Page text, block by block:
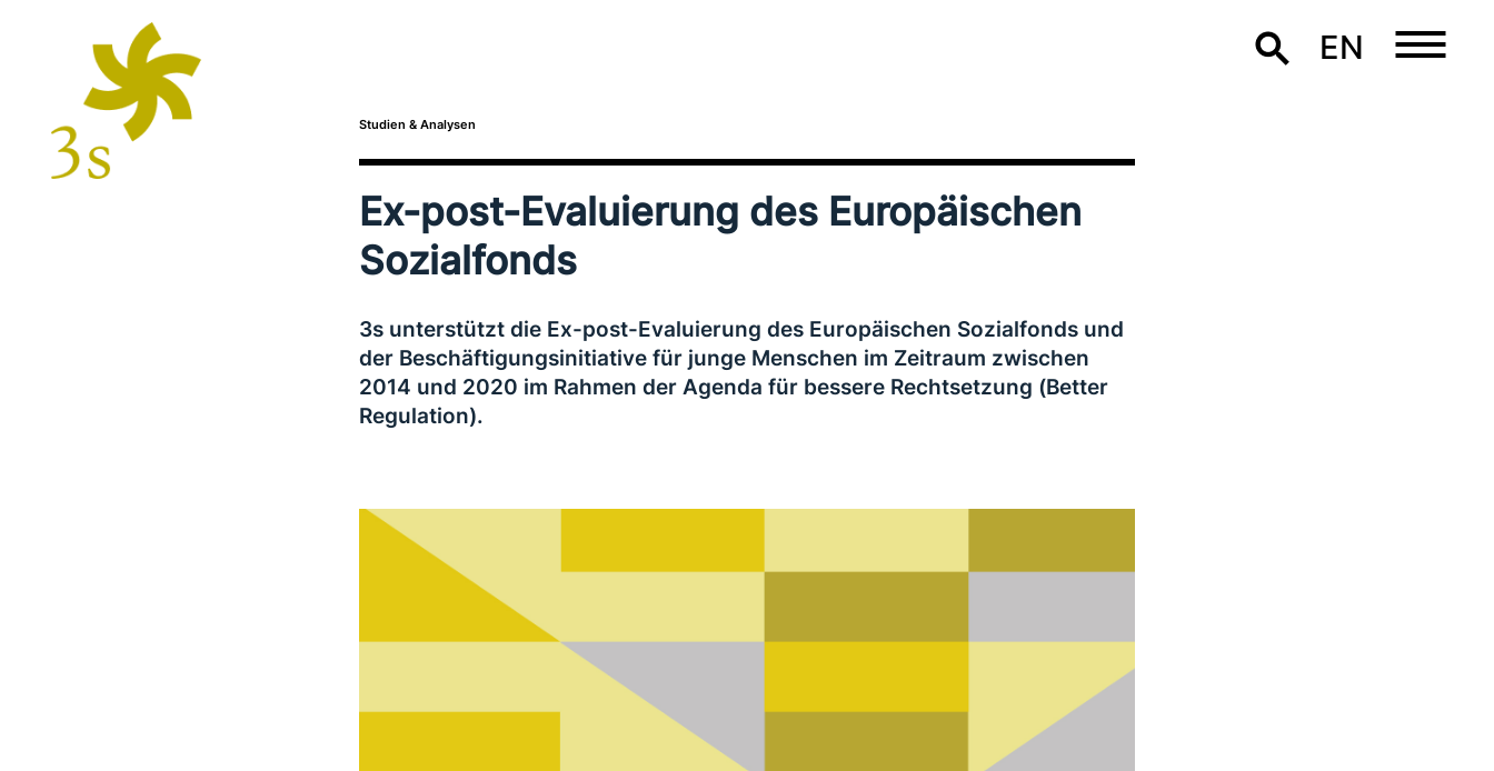
EN
Studien & Analysen
Ex-post-Evaluierung des Europäischen
Sozialfonds
3s unter­stützt die Ex-post-Evaluierung des Europäischen Sozialfonds und
der Beschäftigungsinitiative für junge Menschen im Zeitraum zwischen
2014 und 2020 im Rahmen der Agenda für bessere Rechtsetzung (Better
Regulation).